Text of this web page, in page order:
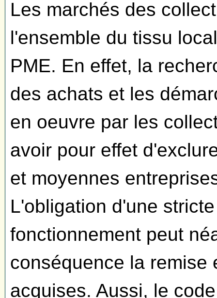
Les marchés des
l'ensemble du tissu
PME. En effet, la
des achats et les
en oeuvre par les
avoir pour effet
et moyennes
L'obligation d'une
fonctionnement peut
conséquence la remise
acquises. Aussi, le